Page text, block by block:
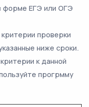
форме ЕГЭ или ОГЭ
проверки
ниже сроки.
к данной
прогрмму